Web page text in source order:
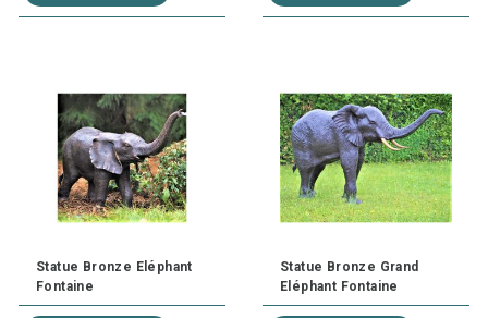
Statue Bronze Eléphant
Fontaine
Statue Bronze Grand
Eléphant Fontaine